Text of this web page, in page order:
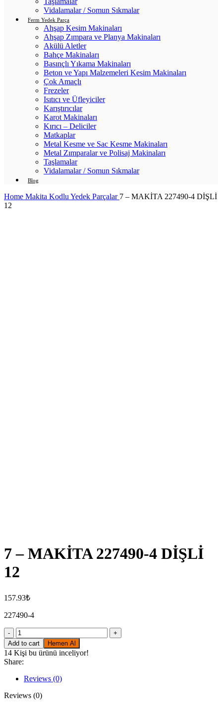
Vidalamalar / Somun Sıkmalar
Ferm Yedek Parça
Ahşap Kesim Makinaları
Ahşap Zımpara ve Planya Makinaları
Akülü Aletler
Bahçe Makinaları
Basınçlı Yıkama Makinaları
Beton ve Yapı Malzemeleri Kesim Makinaları
Çok Amaçlı
Frezeler
Isıtıcı ve Üfleyiciler
Karıştırıcılar
Karot Makinaları
Kırıcı – Deliciler
Matkaplar
Metal Kesme ve Sac Kesme Makinaları
Metal Zımparalar ve Polisaj Makinaları
Taşlamalar
Vidalamalar / Somun Sıkmalar
Blog
Home Makita Kodlu Yedek Parçalar 7 – MAKİTA 227490-4 DİŞLİ
12
7 – MAKİTA 227490-4 DİŞLİ
12
157.93₺
227490-4
7
-
MAKİTA
227490-
4
DİŞLİ
quantity
Add to cart Hemen Al
14 Kişi bu ürünü inceliyor!
Share:
Reviews (0)
Reviews (0)